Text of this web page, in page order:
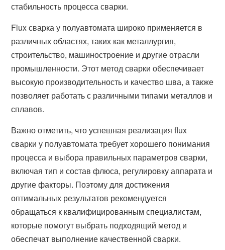
стабильность процесса сварки.
Flux сварка у полуавтомата широко применяется в
различных областях, таких как металлургия,
строительство, машиностроение и другие отрасли
промышленности. Этот метод сварки обеспечивает
высокую производительность и качество шва, а также
позволяет работать с различными типами металлов и
сплавов.
Важно отметить, что успешная реализация flux
сварки у полуавтомата требует хорошего понимания
процесса и выбора правильных параметров сварки,
включая тип и состав флюса, регулировку аппарата и
другие факторы. Поэтому для достижения
оптимальных результатов рекомендуется
обращаться к квалифицированным специалистам,
которые помогут выбрать подходящий метод и
обеспечат выполнение качественной сварки.